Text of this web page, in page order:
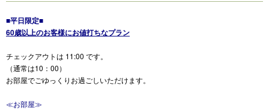
■平日限定■
60歳以上のお客様にお値打ちなプラン
チェックアウトは 11:00 です。
（通常は10：00）
お部屋でごゆっくりお過ごしいただけます。
≪お部屋≫